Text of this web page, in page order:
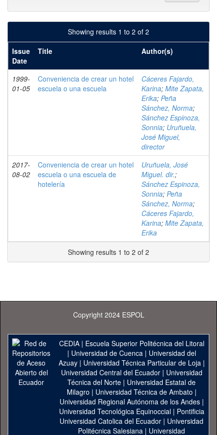
Showing results 1 to 2 of 2
Issue
Date
Title Author(s)
1999-
01-05
Conveniencia de crear un hotel
escuela o una escuela
Cáceres Fajardo,
Karina; Mite Zapata,
Erika; Peña
Sánchez, Norma;
Sánchez Espinoza,
Sonnia; Uruñuela,
José Miguel,
director
2017-
08-02
Conveniencia de crear un hotel
escuela o una escuela de
hotelería
Uruñuela, José
Miguel. dir.;
Sánchez Espinoza,
Sonnia; Peña
Sánchez, Norma;
Cáceres Fajardo,
Karina; Mite Zapata,
Erika
Showing results 1 to 2 of 2
Copyright 2024 ESPOL
CEDIA| Escuela Superior Politécnica del Litoral
| Universidad de Cuenca| Universidad del
Azuay| Universidad Técnica Particular de Loja|
Universidad Central del Ecuador| Universidad
Técnica del Norte | Universidad Estatal de
Milagro | Universidad Técnica de Ambato |
Universidad Regional Autónoma de los Andes|
Universidad Tecnológica Equinoccial| Pontificia
Universidad Catolica del Ecuador | Universidad
Politécnica Salesiana | Universidad